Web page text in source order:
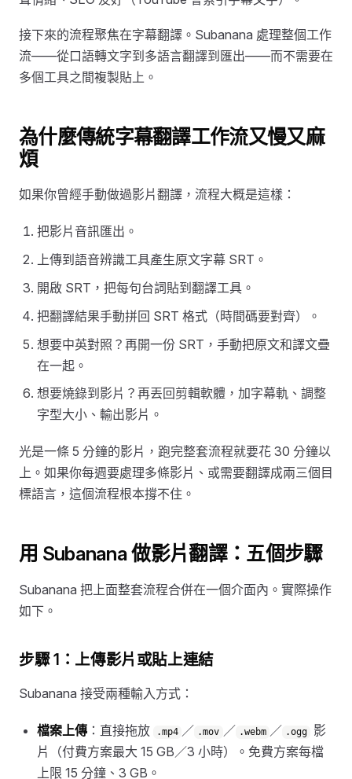
接下來的流程聚焦在字幕翻譯。Subanana 處理整個工作
流——從口語轉文字到多語言翻譯到匯出——而不需要在
多個工具之間複製貼上。
為什麼傳統字幕翻譯工作流又慢又麻
煩
如果你曾經手動做過影片翻譯，流程大概是這樣：
把影片音訊匯出。
上傳到語音辨識工具產生原文字幕 SRT。
開啟 SRT，把每句台詞貼到翻譯工具。
把翻譯結果手動拼回 SRT 格式（時間碼要對齊）。
想要中英對照？再開一份 SRT，手動把原文和譯文疊
在一起。
想要燒錄到影片？再丟回剪輯軟體，加字幕軌、調整
字型大小、輸出影片。
光是一條 5 分鐘的影片，跑完整套流程就要花 30 分鐘以
上。如果你每週要處理多條影片、或需要翻譯成兩三個目
標語言，這個流程根本撐不住。
用 Subanana 做影片翻譯：五個步驟
Subanana 把上面整套流程合併在一個介面內。實際操作
如下。
步驟 1：上傳影片或貼上連結
Subanana 接受兩種輸入方式：
檔案上傳 ：直接拖放 .mp4 ／ .mov ／ .webm ／ .ogg
影
片（付費方案最大 15 GB／3 小時）。免費方案每檔
上限 15 分鐘、3 GB。